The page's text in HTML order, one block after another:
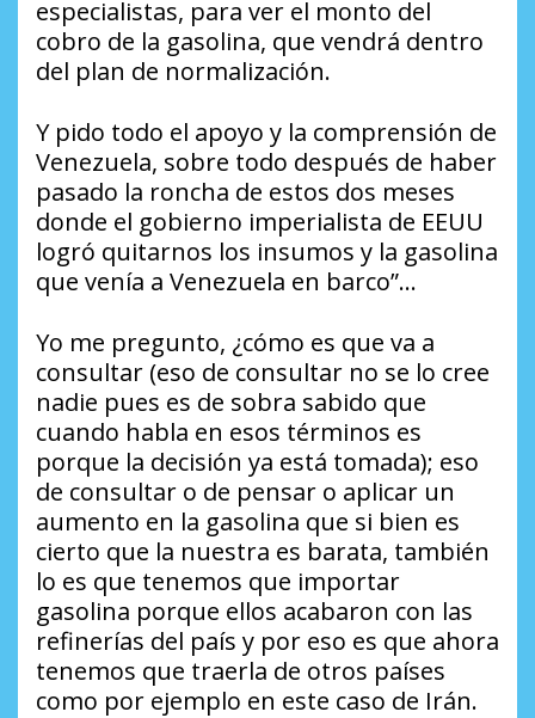
especialistas, para ver el monto del
cobro de la gasolina, que vendrá dentro
del plan de normalización.
Y pido todo el apoyo y la comprensión de
Venezuela, sobre todo después de haber
pasado la roncha de estos dos meses
donde el gobierno imperialista de EEUU
logró quitarnos los insumos y la gasolina
que venía a Venezuela en barco”…
Yo me pregunto, ¿cómo es que va a
consultar (eso de consultar no se lo cree
nadie pues es de sobra sabido que
cuando habla en esos términos es
porque la decisión ya está tomada); eso
de consultar o de pensar o aplicar un
aumento en la gasolina que si bien es
cierto que la nuestra es barata, también
lo es que tenemos que importar
gasolina porque ellos acabaron con las
refinerías del país y por eso es que ahora
tenemos que traerla de otros países
como por ejemplo en este caso de Irán.